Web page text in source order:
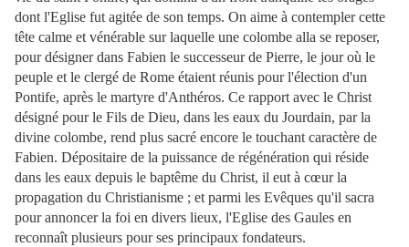
dont l'Eglise fut agitée de son temps. On aime à contempler cette
tête calme et vénérable sur laquelle une colombe alla se reposer,
pour désigner dans Fabien le successeur de Pierre, le jour où le
peuple et le clergé de Rome étaient réunis pour l'élection d'un
Pontife, après le martyre d'Anthéros. Ce rapport avec le Christ
désigné pour le Fils de Dieu, dans les eaux du Jourdain, par la
divine colombe, rend plus sacré encore le touchant caractère de
Fabien. Dépositaire de la puissance de régénération qui réside
dans les eaux depuis le baptême du Christ, il eut à cœur la
propagation du Christianisme ; et parmi les Evêques qu'il sacra
pour annoncer la foi en divers lieux, l'Eglise des Gaules en
reconnaît plusieurs pour ses principaux fondateurs.